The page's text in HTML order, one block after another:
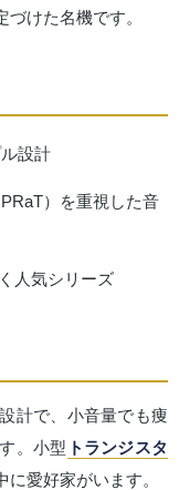
けた名機です。
設計
）を重視した音
人気シリーズ
計で、小音量でも痩
。小型 トランジスタ
愛好家がいます。